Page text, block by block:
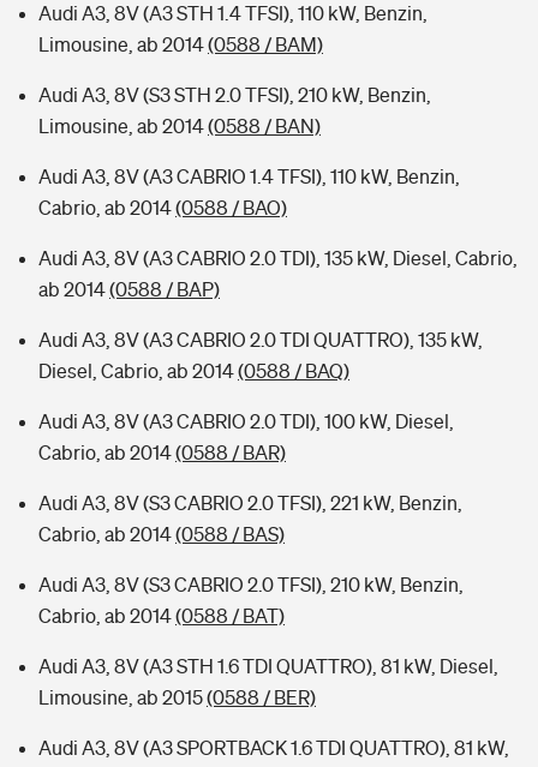
Audi A3, 8V (A3 STH 1.4 TFSI), 110 kW, Benzin,
Limousine, ab 2014(0588 / BAM)
Audi A3, 8V (S3 STH 2.0 TFSI), 210 kW, Benzin,
Limousine, ab 2014(0588 / BAN)
Audi A3, 8V (A3 CABRIO 1.4 TFSI), 110 kW, Benzin,
Cabrio, ab 2014(0588 / BAO)
Audi A3, 8V (A3 CABRIO 2.0 TDI), 135 kW, Diesel, Cabrio,
ab 2014(0588 / BAP)
Audi A3, 8V (A3 CABRIO 2.0 TDI QUATTRO), 135 kW,
Diesel, Cabrio, ab 2014(0588 / BAQ)
Audi A3, 8V (A3 CABRIO 2.0 TDI), 100 kW, Diesel,
Cabrio, ab 2014(0588 / BAR)
Audi A3, 8V (S3 CABRIO 2.0 TFSI), 221 kW, Benzin,
Cabrio, ab 2014(0588 / BAS)
Audi A3, 8V (S3 CABRIO 2.0 TFSI), 210 kW, Benzin,
Cabrio, ab 2014(0588 / BAT)
Audi A3, 8V (A3 STH 1.6 TDI QUATTRO), 81 kW, Diesel,
Limousine, ab 2015(0588 / BER)
Audi A3, 8V (A3 SPORTBACK 1.6 TDI QUATTRO), 81 kW,